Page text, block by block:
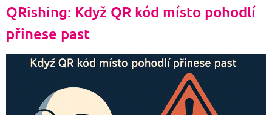
QRishing: Když QR kód místo pohodlí
přinese past